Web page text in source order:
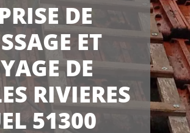
DE
ET
DE
RIVIERES
51300